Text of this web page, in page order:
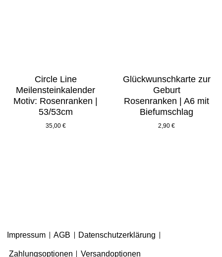
Circle Line
Meilensteinkalender
Motiv: Rosenranken |
53/53cm
35,00 €
Glückwunschkarte zur
Geburt
Rosenranken | A6 mit
Biefumschlag
2,90 €
Impressum AGB Datenschutzerklärung
Zahlungsoptionen Versandoptionen